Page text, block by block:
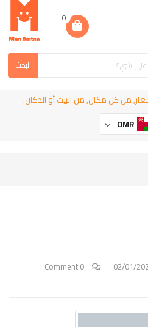
0
البحث
من كل مكان, من البيت أو الدكان.
OMR
02/01/